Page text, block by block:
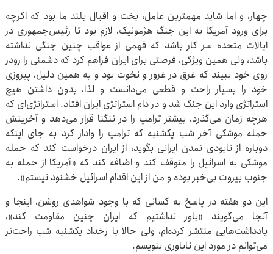
چهار، و اما شاید مهمترین عامل، بخت و اقبال بلند ما بود که اگرچه
برای ورود آمریکا به این جنگ هژمونیک، لازم بود تا رئیس‌جمهوری در
ایالات متحده سر کار باشد که فهمی از عواقب چنین جنگی نداشته
باشد، ولی همین ویژگی، فرصتی برای ایران فراهم کرد که دشمنی را رودر
روی خود ببیند که غرق در غرور و نخوت بود و به همین دلیل، پیروزی
خود را بسیار راحت و قطعی می‌دانست و لذا، بدون داشتن هیچ
استراتژی وارد این جنگ شد و در دام استراتژی ایران افتاد. استراتژی‌ای که
هرچه زمان می‌گذرد، بیشتر ترامپ را در تنگنا قرار می‌دهد و آخرینش
حمله موشکی آخر شب یکشنبه که ترامپ را وادار کرد به جای اینکه
دوباره از نابودی تمدن ایرانی بگوید، از ایران درخواست کند که حمله
موشکی به اسرائیل را متوقف کند و اضافه کند که «آمریکا از حمله به
جنوب بیروت بی‌خبر بوده و من از این اقدام اسرائیل خشنود نیستم».
این دو هفته در پاسخ به کسانی که با وجود شواهدی روشن، اینجا و
آنجا می‌گویند «باور نداشتیم که ایران چنین مقاومت کند»،
یادداشت‌هایی منتشر کرده‌ام، ولی حالا با رخداد یکشنبه شب راحت‌تر
می‌توانم در مورد این ناباوری بنویسم.